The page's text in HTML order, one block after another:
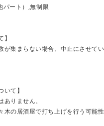
パート）,無制限
】
が集まらない場合、中止にさせて
いて】
りません。
木の居酒屋で打ち上げを行う可能性